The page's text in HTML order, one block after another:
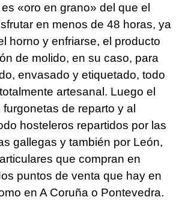
«oro en grano» del que el
en menos de 48 horas, ya
horno y enfriarse, el producto
de molido, en su caso, para
envasado y etiquetado, todo
artesanal. Luego el
de reparto y al
hosteleros repartidos por las
gallegas y también por León,
que compran en
puntos de venta que hay en
en A Coruña o Pontevedra.